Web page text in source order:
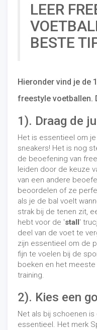
LEER
BESTE
Hieronder vind je de
freestyle voetballen.
1). Draag de
Het is essentieel om
sneakers! Het is nog
de beoefening van
leiden door de keuze
van een andere
beoordelen of ze
als je de bal voelt
strak bij de tenen zit,
hebt voor de 'stall'
deel van de voet te
zijn essentieel om de
fijn te voelen bij de
boeken en het
training.
2). Kies een
Net als bij schoenen
essentieel. Het merk